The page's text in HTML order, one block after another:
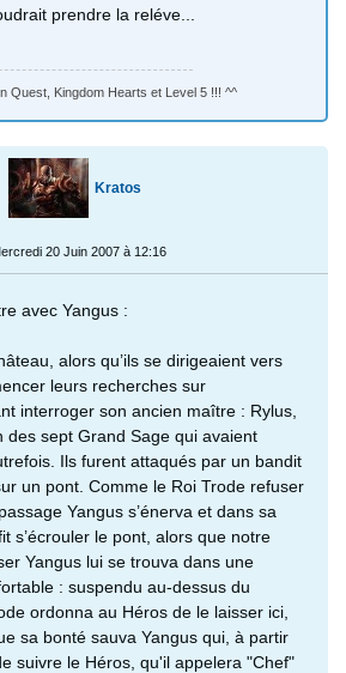
prendre la reléve...
Quest, Kingdom Hearts et Level 5 !!! ^^
Kratos
20 Juin 2007 à 12:16
avec Yangus :
alors qu’ils se dirigeaient vers
leurs recherches sur
interroger son ancien maître : Rylus,
des sept Grand Sage qui avaient
Ils furent attaqués par un bandit
un pont. Comme le Roi Trode refuser
Yangus s’énerva et dans sa
s’écrouler le pont, alors que notre
Yangus lui se trouva dans une
: suspendu au-dessus du
ordonna au Héros de le laisser ici,
sa bonté sauva Yangus qui, à partir
suivre le Héros, qu'il appelera "Chef"